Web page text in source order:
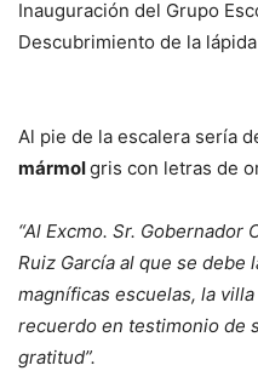
Inauguración del Grupo
Descubrimiento de la
Al pie de la escalera sería
mármolgris con letras de
“Al Excmo. Sr. Gobernador
Ruiz García al que se debe
magníficas escuelas, la
recuerdo en testimonio de
gratitud”.